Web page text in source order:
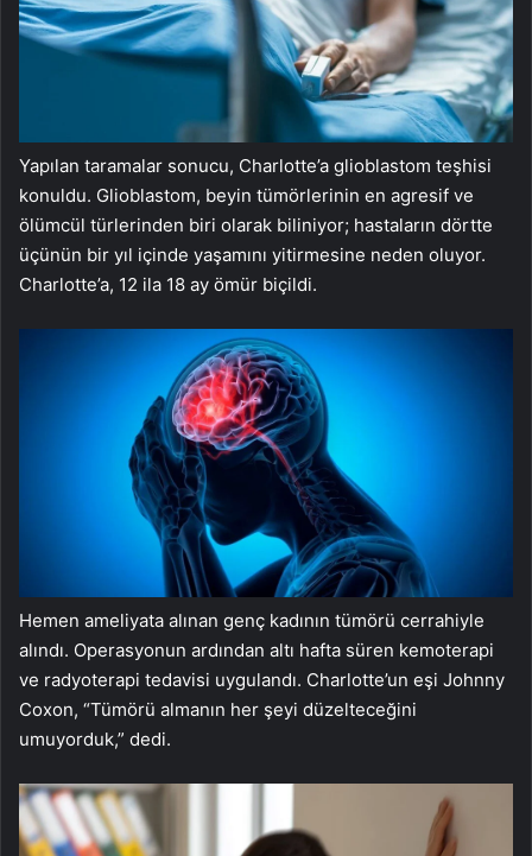
Yapılan taramalar sonucu, Charlotte’a glioblastom teşhisi
konuldu. Glioblastom, beyin tümörlerinin en agresif ve
ölümcül türlerinden biri olarak biliniyor; hastaların dörtte
üçünün bir yıl içinde yaşamını yitirmesine neden oluyor.
Charlotte’a, 12 ila 18 ay ömür biçildi.
Hemen ameliyata alınan genç kadının tümörü cerrahiyle
alındı. Operasyonun ardından altı hafta süren kemoterapi
ve radyoterapi tedavisi uygulandı. Charlotte’un eşi Johnny
Coxon, “Tümörü almanın her şeyi düzelteceğini
umuyorduk,” dedi.